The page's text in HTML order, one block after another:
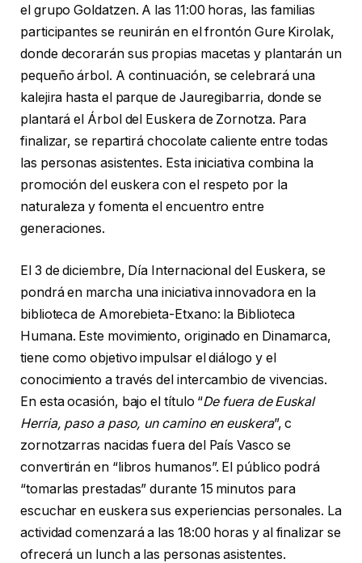
el grupo Goldatzen. A las 11:00 horas, las familias
participantes se reunirán en el frontón Gure Kirolak,
donde decorarán sus propias macetas y plantarán un
pequeño árbol. A continuación, se celebrará una
kalejira hasta el parque de Jauregibarria, donde se
plantará el Árbol del Euskera de Zornotza. Para
finalizar, se repartirá chocolate caliente entre todas
las personas asistentes. Esta iniciativa combina la
promoción del euskera con el respeto por la
naturaleza y fomenta el encuentro entre
generaciones.
El 3 de diciembre, Día Internacional del Euskera, se
pondrá en marcha una iniciativa innovadora en la
biblioteca de Amorebieta-Etxano: la Biblioteca
Humana. Este movimiento, originado en Dinamarca,
tiene como objetivo impulsar el diálogo y el
conocimiento a través del intercambio de vivencias.
En esta ocasión, bajo el título “De fuera de Euskal
Herria, paso a paso, un camino en euskera”, c
zornotzarras nacidas fuera del País Vasco se
convertirán en “libros humanos”. El público podrá
“tomarlas prestadas” durante 15 minutos para
escuchar en euskera sus experiencias personales. La
actividad comenzará a las 18:00 horas y al finalizar se
ofrecerá un lunch a las personas asistentes.